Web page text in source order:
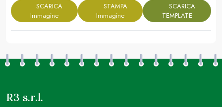
SCARICA
Immagine
STAMPA
Immagine
SCARICA
TEMPLATE
R3 s.r.l.